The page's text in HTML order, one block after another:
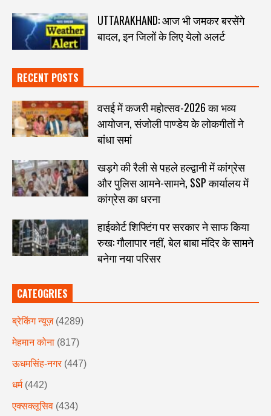
UTTARAKHAND: आज भी जमकर बरसेंगे
बादल, इन जिलों के लिए येलो अलर्ट
RECENT POSTS
वसई में कजरी महोत्सव-2026 का भव्य
आयोजन, संजोली पाण्डेय के लोकगीतों ने
बांधा समां
खड़गे की रैली से पहले हल्द्वानी में कांग्रेस
और पुलिस आमने-सामने, SSP कार्यालय में
कांग्रेस का धरना
हाईकोर्ट शिफ्टिंग पर सरकार ने साफ किया
रुख: गौलापार नहीं, बेल बाबा मंदिर के सामने
बनेगा नया परिसर
CATEOGRIES
ब्रेकिंग न्यूज़ (4289)
मेहमान कोना (817)
ऊधमसिंह-नगर (447)
धर्म (442)
एक्सक्लूसिव (434)